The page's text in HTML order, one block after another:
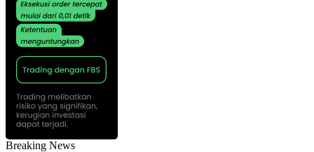
Breaking News